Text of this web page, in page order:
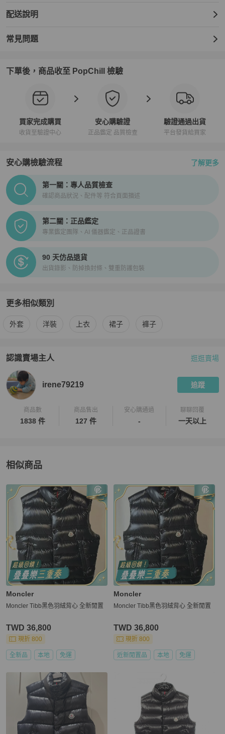
配送說明
常見問題
下單後，商品收至 PopChill 檢驗
買家完成購買
收貨至驗證中心
安心購驗證
正品鑑定 品質檢查
驗證通過出貨
平台發貨給買家
安心購檢驗流程 了解更多
PopChill拍拍圈正品驗證、安心購檢驗流程介紹
第一關：專人品質檢查
確認商品狀況、配件等 符合頁面描述
第二關：正品鑑定
專業鑑定團隊、AI 儀器鑑定、正品證書
90 天仿品退貨
出貨錄影、防掉換封條、雙重防護包裝
更多相似類別
更多 Moncler女裝 相似商品推薦
外套 洋裝 上衣 裙子 褲子
認識賣場主人
PopChill 拍拍圈嚴選賣家
逛逛賣場
irene79219 追蹤
商品數
1838 件
商品售出
127 件
安心購通過
-
聊聊回覆
一天以上
相似商品
更多相似Moncler女裝推薦精品
Moncler
Moncler Tibb黑色羽絨背心 全新閒置
TWD 36,800
現折 800
全新品 本地 免運
Moncler
Moncler Tibb黑色羽絨背心 全新閒置
TWD 36,800
現折 800
近新閒置品 本地 免運